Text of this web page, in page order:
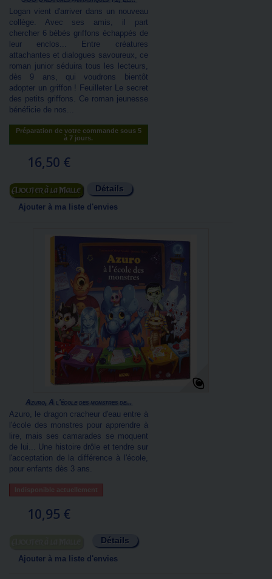
Logan vient d'arriver dans un nouveau
collège. Avec ses amis, il part
chercher 6 bébés griffons échappés de
leur enclos... Entre créatures
attachantes et dialogues savoureux, ce
roman junior séduira tous les lecteurs,
dès 9 ans, qui voudrons bientôt
adopter un griffon ! Feuilleter Le secret
des petits griffons. Ce roman jeunesse
bénéficie de nos...
Préparation de votre commande sous 5
à 7 jours.
16,50 €
Ajouter au panier Détails
Ajouter à ma liste d'envies
Azuro, À l'école des monstres de...
Azuro, le dragon cracheur d'eau entre à
l'école des monstres pour apprendre à
lire, mais ses camarades se moquent
de lui... Une histoire drôle et tendre sur
l'acceptation de la différence à l'école,
pour enfants dès 3 ans.
Indisponible actuellement
10,95 €
Détails
Ajouter à ma liste d'envies